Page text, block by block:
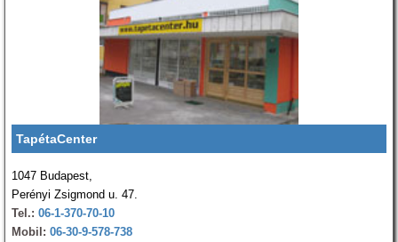
TapétaCenter
1047 Budapest,
Perényi Zsigmond u. 47.
Tel.: 06-1-370-70-10
Mobil: 06-30-9-578-738